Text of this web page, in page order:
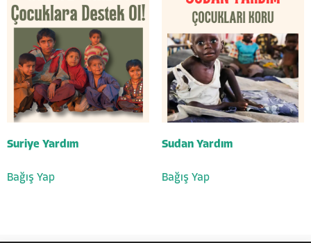
Suriye Yardım
Bağış Yap
Sudan Yardım
Bağış Yap